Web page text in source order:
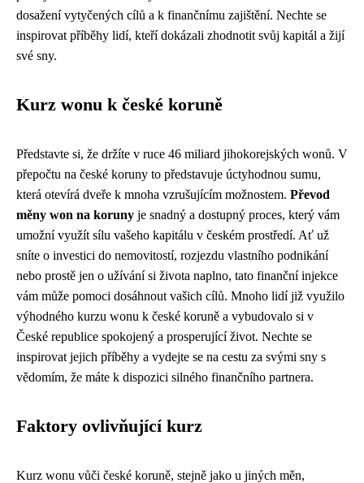
dosažení vytyčených cílů a k finančnímu zajištění. Nechte se
inspirovat příběhy lidí, kteří dokázali zhodnotit svůj kapitál a žijí
své sny.
Kurz wonu k české koruně
Představte si, že držíte v ruce 46 miliard jihokorejských wonů. V
přepočtu na české koruny to představuje úctyhodnou sumu,
která otevírá dveře k mnoha vzrušujícím možnostem. Převod
měny won na koruny je snadný a dostupný proces, který vám
umožní využít sílu vašeho kapitálu v českém prostředí. Ať už
sníte o investici do nemovitostí, rozjezdu vlastního podnikání
nebo prostě jen o užívání si života naplno, tato finanční injekce
vám může pomoci dosáhnout vašich cílů. Mnoho lidí již využilo
výhodného kurzu wonu k české koruně a vybudovalo si v
České republice spokojený a prosperující život. Nechte se
inspirovat jejich příběhy a vydejte se na cestu za svými sny s
vědomím, že máte k dispozici silného finančního partnera.
Faktory ovlivňující kurz
Kurz wonu vůči české koruně, stejně jako u jiných měn,